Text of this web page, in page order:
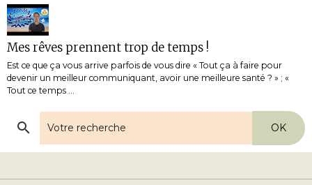
Mes rêves prennent trop de temps !
Est ce que ça vous arrive parfois de vous dire « Tout ça à faire pour
devenir un meilleur communiquant, avoir une meilleure santé ? » ; «
Tout ce temps ...
OK